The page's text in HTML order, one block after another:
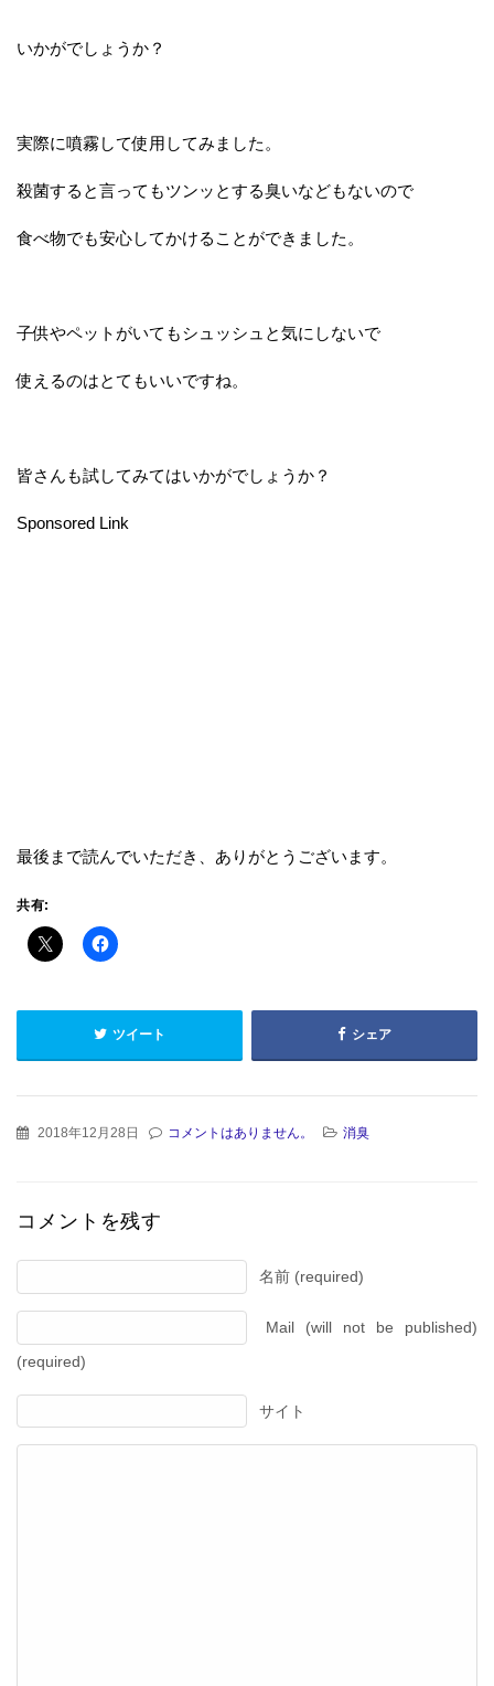
いかがでしょうか？
実際に噴霧して使用してみました。
殺菌すると言ってもツンッとする臭いなどもないので
食べ物でも安心してかけることができました。
子供やペットがいてもシュッシュと気にしないで
使えるのはとてもいいですね。
皆さんも試してみてはいかがでしょうか？
Sponsored Link
最後まで読んでいただき、ありがとうございます。
共有:
ツイート シェア
2018年12月28日 コメントはありません。 消臭
コメントを残す
名前 (required)
Mail (will not be published)
(required)
サイト